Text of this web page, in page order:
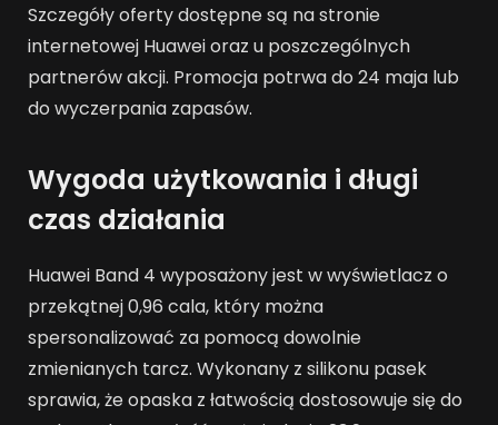
Szczegóły oferty dostępne są na stronie
internetowej Huawei oraz u poszczególnych
partnerów akcji. Promocja potrwa do 24 maja lub
do wyczerpania zapasów.
Wygoda użytkowania i długi
czas działania
Huawei Band 4 wyposażony jest w wyświetlacz o
przekątnej 0,96 cala, który można
spersonalizować za pomocą dowolnie
zmienianych tarcz. Wykonany z silikonu pasek
sprawia, że opaska z łatwością dostosowuje się do